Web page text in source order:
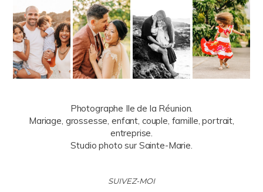
Photographe Ile de la Réunion.
Mariage, grossesse, enfant, couple, famille, portrait,
entreprise.
Studio photo sur Sainte-Marie.
SUIVEZ-MOI